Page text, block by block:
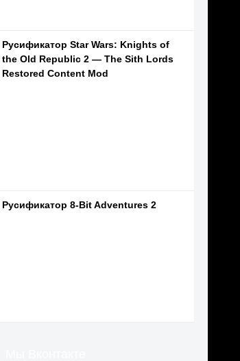
Русификатор Star Wars: Knights of
the Old Republic 2 — The Sith Lords
Restored Content Mod
Русификатор 8-Bit Adventures 2